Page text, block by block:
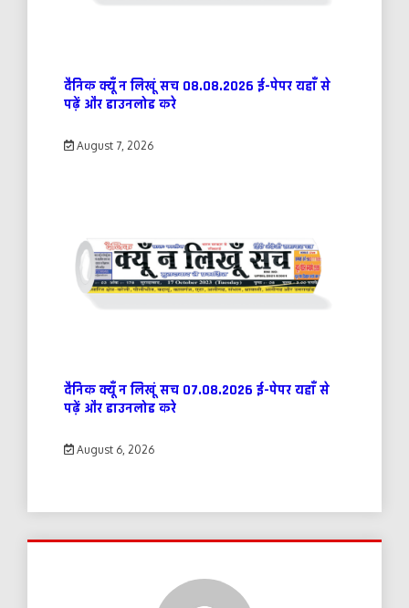
दैनिक क्यूँ न लिखूं सच 08.08.2026 ई-पेपर यहाँ से
पढ़ें और डाउनलोड करे
August 7, 2026
दैनिक क्यूँ न लिखूं सच 07.08.2026 ई-पेपर यहाँ से
पढ़ें और डाउनलोड करे
August 6, 2026